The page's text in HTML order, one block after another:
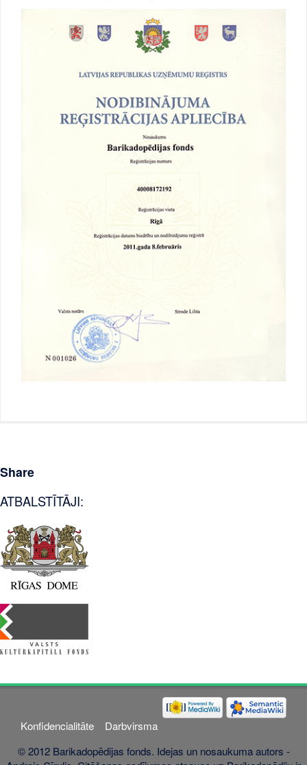
Share
ATBALSTĪTĀJI:
Konfidencialitāte
Darbvirsma
© 2012 Barikadopēdijas fonds. Idejas un nosaukuma autors -